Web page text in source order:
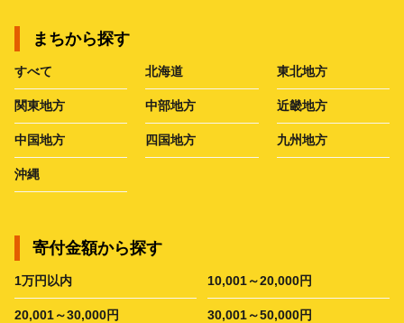
まちから探す
すべて 北海道 東北地方
関東地方 中部地方 近畿地方
中国地方 四国地方 九州地方
沖縄
寄付金額から探す
1万円以内 10,001～20,000円
20,001～30,000円 30,001～50,000円